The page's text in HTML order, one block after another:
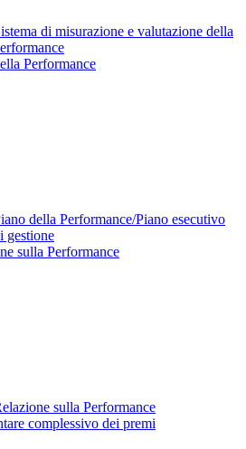
di misurazione e valutazione della
Performance
della Performance/Piano esecutivo
gestione
sulla Performance
sulla Performance
complessivo dei premi